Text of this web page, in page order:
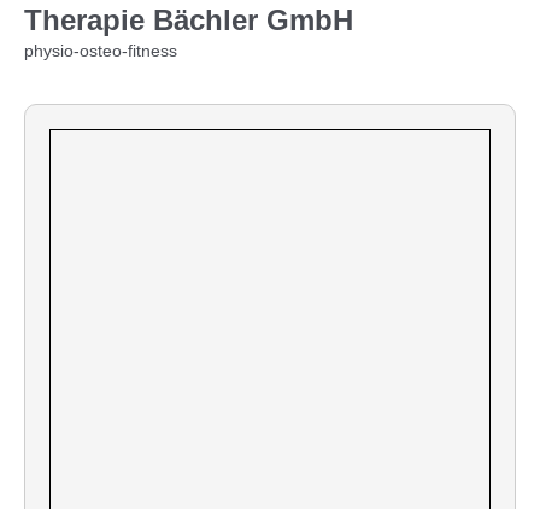
Therapie Bächler GmbH
physio-osteo-fitness